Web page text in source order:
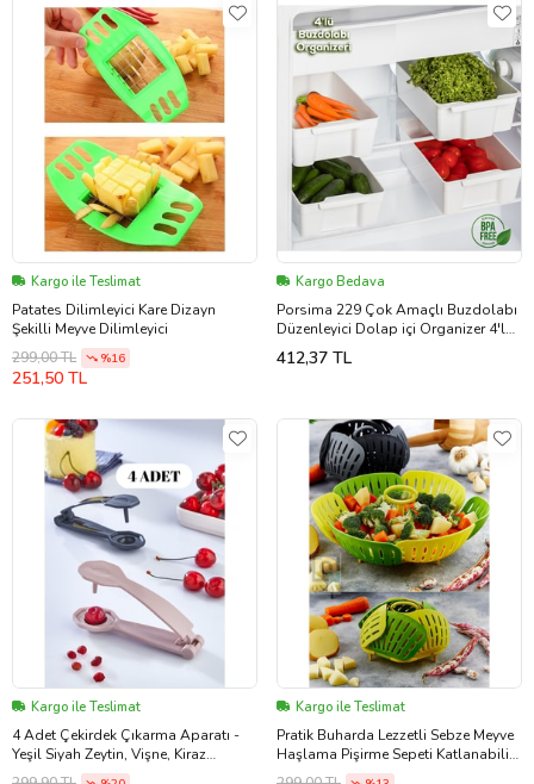
Kargo ile Teslimat
Patates Dilimleyici Kare Dizayn
Şekilli Meyve Dilimleyici
299,00 TL
%16
251,50 TL
Kargo Bedava
Porsima 229 Çok Amaçlı Buzdolabı
Düzenleyici Dolap içi Organizer 4'lü
Buzdolabı Sepeti Beyaz
412,37 TL
Kargo ile Teslimat
4 Adet Çekirdek Çıkarma Aparatı -
Yeşil Siyah Zeytin, Vişne, Kiraz
Çekirdeği Çıkarıcı
Kargo ile Teslimat
Pratik Buharda Lezzetli Sebze Meyve
Haşlama Pişirme Sepeti Katlanabilir
Haşlayıcı Aparat